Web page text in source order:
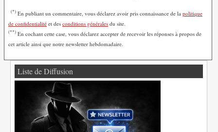
(*) En publiant un commentaire, vous déclarez avoir pris connaissance de la politique
de confidentialité et des conditions générales du site.
(**) En cochant cette case, vous déclarez accepter de recevoir les réponses à propos de
cet article ainsi que notre newsletter hebdomadaire.
Liste de Diffusion